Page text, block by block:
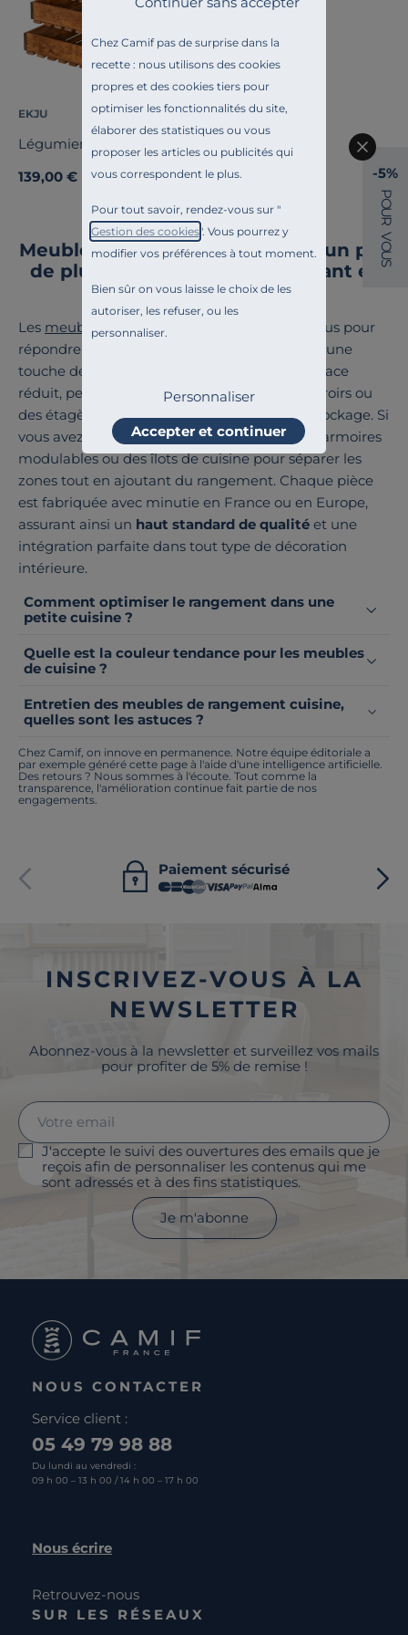
Chez Camif pas de surprise dans la
recette : nous utilisons des cookies
propres et des cookies tiers pour
optimiser les fonctionnalités du site,
élaborer des statistiques ou vous
proposer les articles ou publicités qui
vous correspondent le plus.
Pour tout savoir, rendez-vous sur "
Gestion des cookies". Vous pourrez y
modifier vos préférences à tout moment.
Bien sûr on vous laisse le choix de les
autoriser, les refuser, ou les
personnaliser.
Personnaliser
Accepter et continuer
EKJU
Légumier en Bois Edison
139,00 €
Meuble de rangement cuisine : un pas
de plus pour un intérieur élégant et
fonctionnel
Les meubles de cuisine
chez Camif sont conçus pour
répondre à tous vos besoins, tout en ajoutant une
touche de design à votre cuisine. Pour un espace
réduit, pensez à des meubles intégrant des tiroirs ou
des étagères qui maximisent le volume de stockage. Si
vous avez une grande cuisine, envisagez des armoires
modulables ou des îlots de cuisine pour séparer les
zones tout en ajoutant du rangement. Chaque pièce
est fabriquée avec minutie en France ou en Europe,
assurant ainsi un haut standard de qualité et une
intégration parfaite dans tout type de décoration
intérieure.
Comment optimiser le rangement dans une
petite cuisine ?
Quelle est la couleur tendance pour les meubles
de cuisine ?
Entretien des meubles de rangement cuisine,
quelles sont les astuces ?
Chez Camif, on innove en permanence. Notre équipe éditoriale a
par exemple généré cette page à l'aide d'une intelligence artificielle.
Des retours ? Nous sommes à l'écoute. Tout comme la
transparence, l'amélioration continue fait partie de nos
engagements.
Paiement sécurisé
INSCRIVEZ-VOUS À LA
NEWSLETTER
Abonnez-vous à la newsletter et surveillez vos mails
pour profiter de 5% de remise !
J'accepte le suivi des ouvertures des emails que je
reçois afin de personnaliser les contenus qui me
sont adressés et à des fins statistiques.
Je m'abonne
NOUS CONTACTER
Service client :
05 49 79 98 88
Du lundi au vendredi :
09 h 00 – 13 h 00 / 14 h 00 – 17 h 00
Nous écrire
Retrouvez-nous
SUR LES RÉSEAUX
-5%
P
O
U
R
V
O
U
S